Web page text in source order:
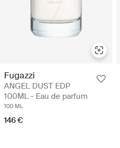
Fugazzi
ANGEL DUST EDP
100ML - Eau de parfum
100 ML
146 €